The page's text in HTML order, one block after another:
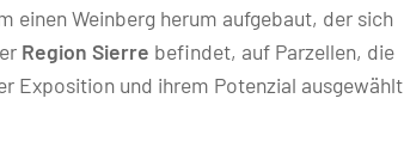
einen Weinberg herum aufgebaut, der sich
Region Sierre befindet, auf Parzellen, die
Exposition und ihrem Potenzial ausgewählt